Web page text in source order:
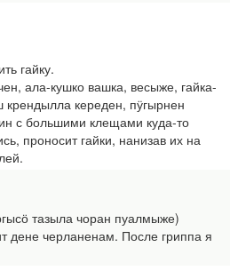
гайку.
ала-кушко вашка, весыже, гайка-
кереден, пӱгырнен
с большими клещами куда-то
проносит гайки, нанизав их на
тазыла чоран пуалмыже)
дене черланенам. После гриппа я